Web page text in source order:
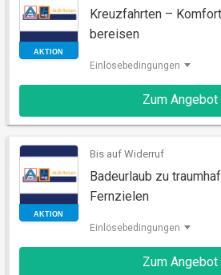
Kreuzfahrten –
bereisen
Einlösebedingungen
Zum Angebot
Bis auf Widerruf
Badeurlaub zu
Fernzielen
Einlösebedingungen
Zum Angebot